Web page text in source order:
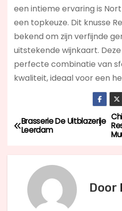
een intieme ervaring is
een topkeuze. Dit knusse
bekend om zijn verfijnde
uitstekende wijnkaart.
perfecte combinatie van
kwaliteit, ideaal voor een
BBrasserie De Uitblazerije
Leerdam
Door